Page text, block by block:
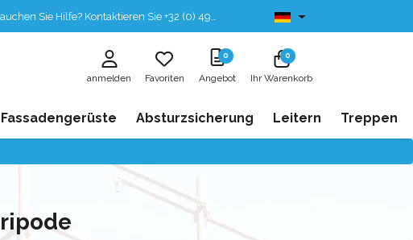
Sie Hilfe? Kontaktieren Sie +32 (0) 496 532 330 Ab lager lieferbar
anmelden Favoriten
0
Angebot
0
Ihr Warenkorb
Fassadengerüste Absturzsicherung Leitern Treppen